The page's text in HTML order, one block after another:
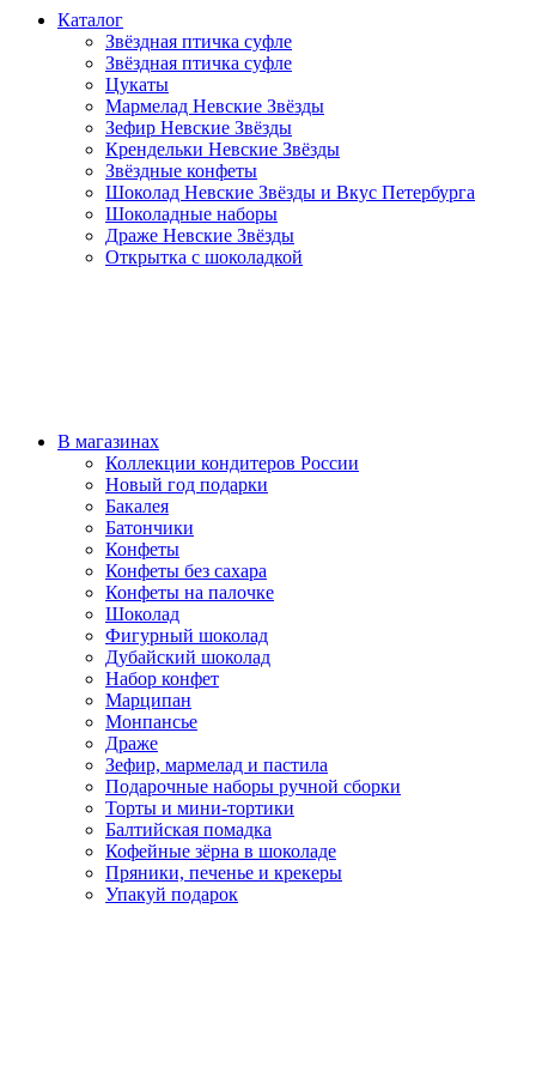
Каталог
Звёздная птичка суфле
Звёздная птичка суфле
Цукаты
Мармелад Невские Звёзды
Зефир Невские Звёзды
Крендельки Невские Звёзды
Звёздные конфеты
Шоколад Невские Звёзды и Вкус Петербурга
Шоколадные наборы
Драже Невские Звёзды
Открытка с шоколадкой
В магазинах
Коллекции кондитеров России
Новый год подарки
Бакалея
Батончики
Конфеты
Конфеты без сахара
Конфеты на палочке
Шоколад
Фигурный шоколад
Дубайский шоколад
Набор конфет
Марципан
Монпансье
Драже
Зефир, мармелад и пастила
Подарочные наборы ручной сборки
Торты и мини-тортики
Балтийская помадка
Кофейные зёрна в шоколаде
Пряники, печенье и крекеры
Упакуй подарок